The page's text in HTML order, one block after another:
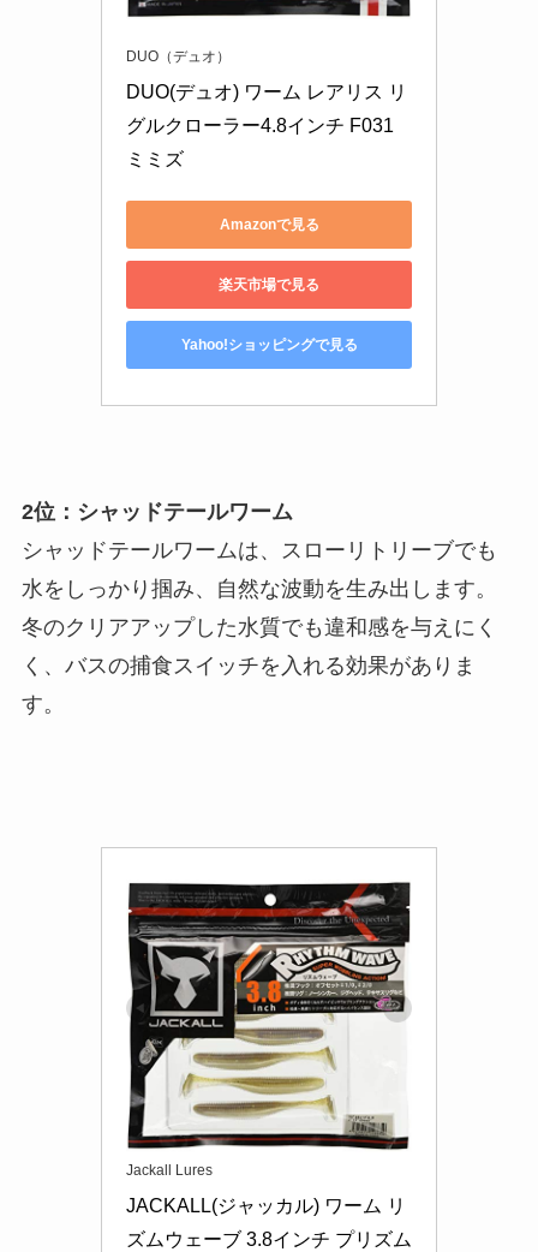
DUO（デュオ）
DUO(デュオ) ワーム レアリス リ
グルクローラー4.8インチ F031
ミミズ
Amazonで見る
楽天市場で見る
Yahoo!ショッピングで見る
2位：シャッドテールワーム
シャッドテールワームは、スローリトリーブでも
水をしっかり掴み、自然な波動を生み出します。
冬のクリアアップした水質でも違和感を与えにく
く、バスの捕食スイッチを入れる効果がありま
す。
Jackall Lures
JACKALL(ジャッカル) ワーム リ
ズムウェーブ 3.8インチ プリズム